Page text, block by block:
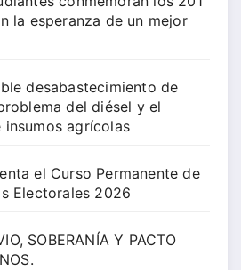
la esperanza de un mejor
desabastecimiento de
del diésel y el
agrícolas
el Curso Permanente de
Electorales 2026
SOBERANÍA Y PACTO